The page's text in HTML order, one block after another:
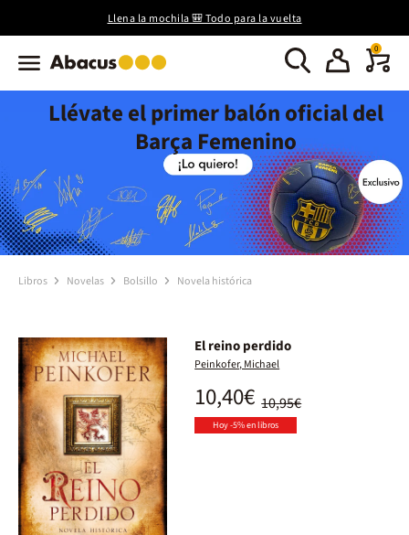
Llena la mochila 🎒 Todo para la vuelta
0
Llévate el primer balón oficial del
Barça Femenino
Libros Novelas Bolsillo Novela histórica
El reino perdido
Peinkofer, Michael
10,95€
10,40€
Hoy -5% en libros